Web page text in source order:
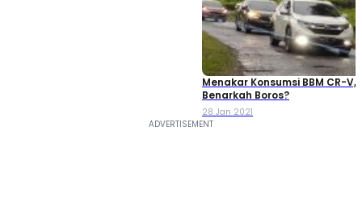
Menakar Konsumsi BBM CR-V,
Benarkah Boros?
28 Jan 2021